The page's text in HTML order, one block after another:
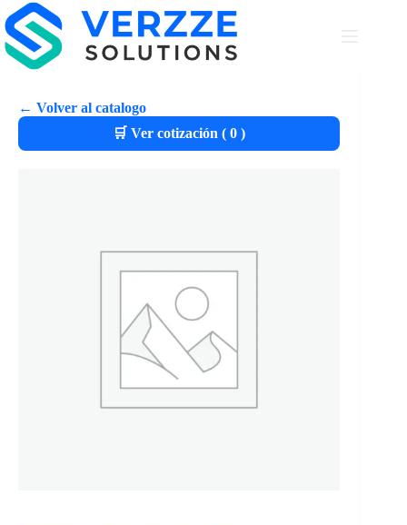
← Volver al catalogo
🛒 Ver cotización ( 0)